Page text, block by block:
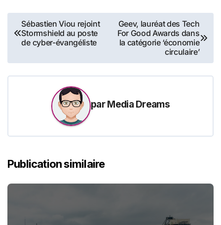
Navigation
de
Sébastien Viou rejoint
Stormshield au poste
de cyber-évangéliste
Geev, lauréat des Tech
For Good Awards dans
la catégorie ‘économie
circulaire’
parMedia Dreams
Publication similaire